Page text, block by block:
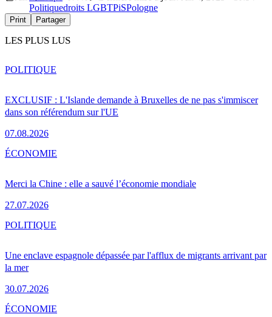
Politiquedroits LGBTPiSPologne
Print Partager
LES PLUS LUS
EXCLUSIF : L'Islande demande à Bruxelles de ne pas s'immiscer
dans son référendum sur l'UE
07.08.2026
POLITIQUE
Merci la Chine : elle a sauvé l’économie mondiale
27.07.2026
ÉCONOMIE
Une enclave espagnole dépassée par l'afflux de migrants arrivant par
la mer
30.07.2026
POLITIQUE
ÉCONOMIE